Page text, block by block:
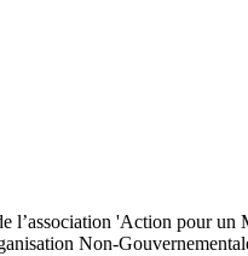
l’association 'Action pour un
Non-